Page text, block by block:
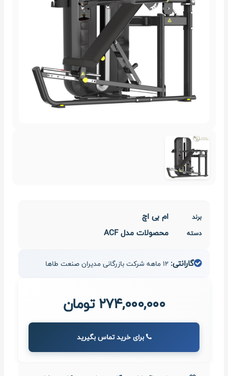
برند ام بی اچ
دسته محصولات مدل ACF
گارانتی:
274,000,000 تومان
برای خرید تماس بگیرید